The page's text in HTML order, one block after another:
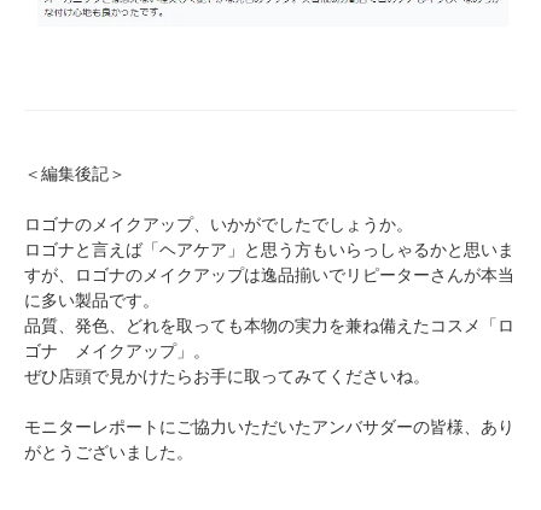
＜編集後記＞
ロゴナのメイクアップ、いかがでしたでしょうか。
ロゴナと言えば「ヘアケア」と思う方もいらっしゃるかと思いま
すが、ロゴナのメイクアップは逸品揃いでリピーターさんが本当
に多い製品です。
品質、発色、どれを取っても本物の実力を兼ね備えたコスメ「ロ
ゴナ メイクアップ」。
ぜひ店頭で見かけたらお手に取ってみてくださいね。
モニターレポートにご協力いただいたアンバサダーの皆様、あり
がとうございました。